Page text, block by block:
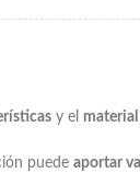
y el material
puede aportar